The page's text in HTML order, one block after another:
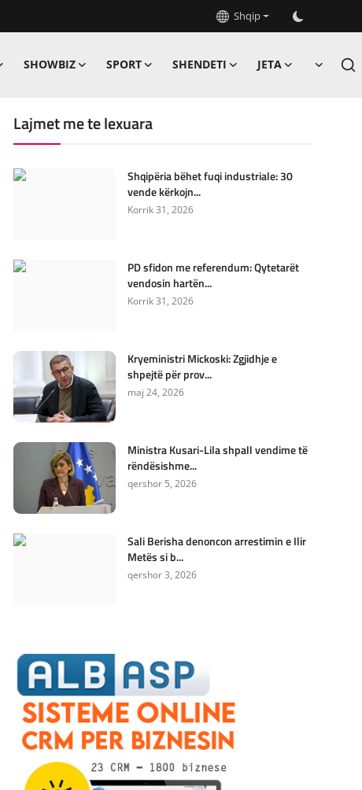
Shqip
SHOWBIZ SPORT SHENDETI JETA
Lajmet me te lexuara
Shqipëria bëhet fuqi industriale: 30
vende kërkojn...
Korrik 31, 2026
PD sfidon me referendum: Qytetarët
vendosin hartën...
Korrik 31, 2026
Kryeministri Mickoski: Zgjidhje e
shpejtë për prov...
maj 24, 2026
Ministra Kusari-Lila shpall vendime të
rëndësishme...
qershor 5, 2026
Sali Berisha denoncon arrestimin e Ilir
Metës si b...
qershor 3, 2026